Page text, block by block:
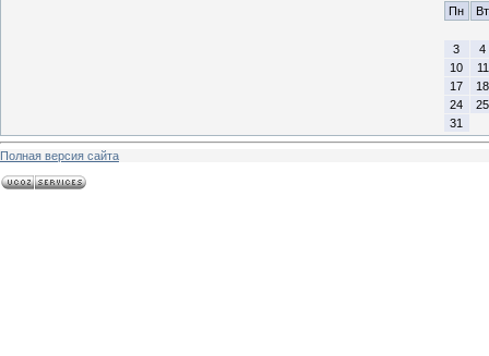
Пн
Вт
3
4
10
11
17
18
24
25
31
Полная версия сайта